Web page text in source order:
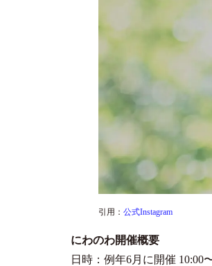
引用： 公式Instagram
にわのわ開催概要
日時：例年6月に開催 10:00